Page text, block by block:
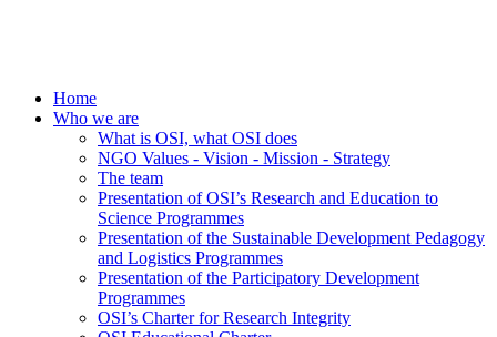
Home
Who we are
What is OSI, what OSI does
NGO Values - Vision - Mission - Strategy
The team
Presentation of OSI’s Research and Education to
Science Programmes
Presentation of the Sustainable Development Pedagogy
and Logistics Programmes
Presentation of the Participatory Development
Programmes
OSI’s Charter for Research Integrity